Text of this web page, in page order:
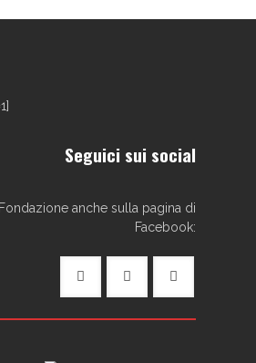
Seguici sui social
anche sulla pagina di
Facebook: